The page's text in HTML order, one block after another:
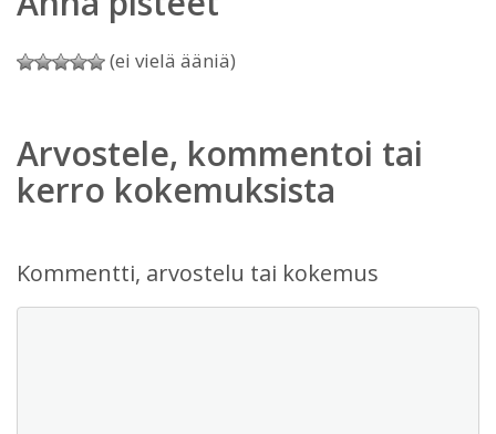
(ei vielä ääniä)
Arvostele, kommentoi tai
kerro kokemuksista
Kommentti, arvostelu tai kokemus